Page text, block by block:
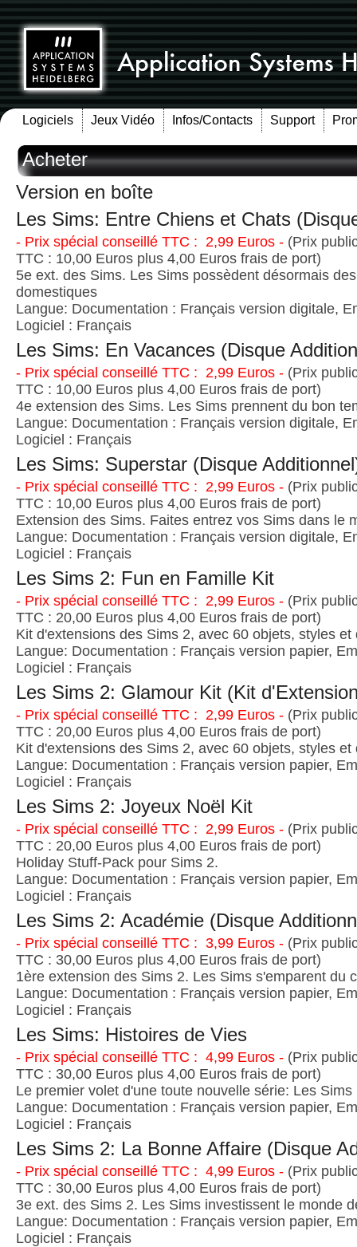
Logiciels Jeux Vidéo Infos/Contacts Support
Acheter
Version en boîte
Les Sims: Entre Chiens et Chats
- Prix spécial conseillé TTC : 2,99 Euros - (Prix
TTC : 10,00 Euros plus 4,00 Euros frais de port)
5e ext. des Sims. Les Sims possèdent désormais
domestiques
Langue: Documentation : Français version digitale,
Logiciel : Français
Les Sims: En Vacances (Disque
- Prix spécial conseillé TTC : 2,99 Euros - (Prix
TTC : 10,00 Euros plus 4,00 Euros frais de port)
4e extension des Sims. Les Sims prennent du bon
Langue: Documentation : Français version digitale,
Logiciel : Français
Les Sims: Superstar (Disque
- Prix spécial conseillé TTC : 2,99 Euros - (Prix
TTC : 10,00 Euros plus 4,00 Euros frais de port)
Extension des Sims. Faites entrez vos Sims dans le
Langue: Documentation : Français version digitale,
Logiciel : Français
Les Sims 2: Fun en Famille Kit
- Prix spécial conseillé TTC : 2,99 Euros - (Prix
TTC : 20,00 Euros plus 4,00 Euros frais de port)
Kit d'extensions des Sims 2, avec 60 objets, styles et
Langue: Documentation : Français version papier,
Logiciel : Français
Les Sims 2: Glamour Kit (Kit
- Prix spécial conseillé TTC : 2,99 Euros - (Prix
TTC : 20,00 Euros plus 4,00 Euros frais de port)
Kit d'extensions des Sims 2, avec 60 objets, styles et
Langue: Documentation : Français version papier,
Logiciel : Français
Les Sims 2: Joyeux Noël Kit
- Prix spécial conseillé TTC : 2,99 Euros - (Prix
TTC : 20,00 Euros plus 4,00 Euros frais de port)
Holiday Stuff-Pack pour Sims 2.
Langue: Documentation : Français version papier,
Logiciel : Français
Les Sims 2: Académie (Disque
- Prix spécial conseillé TTC : 3,99 Euros - (Prix
TTC : 30,00 Euros plus 4,00 Euros frais de port)
1ère extension des Sims 2. Les Sims s'emparent du
Langue: Documentation : Français version papier,
Logiciel : Français
Les Sims: Histoires de Vies
- Prix spécial conseillé TTC : 4,99 Euros - (Prix
TTC : 30,00 Euros plus 4,00 Euros frais de port)
Le premier volet d'une toute nouvelle série: Les Sims
Langue: Documentation : Français version papier,
Logiciel : Français
Les Sims 2: La Bonne Affaire (Disque
- Prix spécial conseillé TTC : 4,99 Euros - (Prix
TTC : 30,00 Euros plus 4,00 Euros frais de port)
3e ext. des Sims 2. Les Sims investissent le monde
Langue: Documentation : Français version papier,
Logiciel : Français